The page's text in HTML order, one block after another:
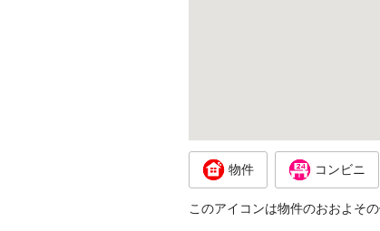
物件 コンビニ
このアイコンは物件のおおよそ